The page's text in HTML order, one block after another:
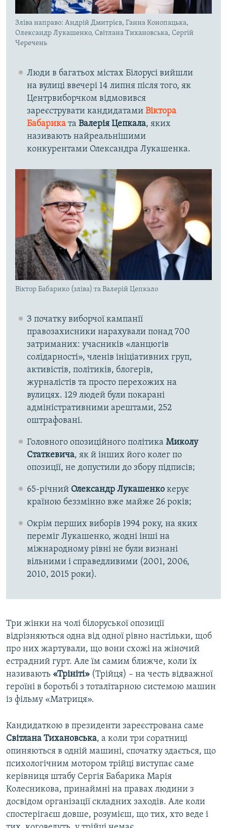
Зліва направо: Андрій Дмитрієв, Ганна Конопацька,
Олександр Лукашенко, Світлана Тихановська, Сергій
Черечень
Люди в багатьох містах Білорусі вийшли
на вулиці ввечері 14 липня після того, як
Центрвиборчком відмовився
зареєструвати кандидатами Віктора
Бабарика​та Валерія Цепкала, яких
називають найреальнішими
конкурентами Олександра Лукашенка.
Віктор Бабарико (зліва) та Валерій Цепкало
З початку виборчої кампанії
правозахисники нарахували понад 700
затриманих: учасників «ланцюгів
солідарності», членів ініціативних груп,
активістів, політиків, блогерів,
журналістів та просто перехожих на
вулицях. 129 людей були покарані
адміністративними арештами, 252
оштрафовані.
Головного опозиційного політика Миколу
Статкевича, як й інших його колег по
опозиції, не допустили до збору підписів;
65-річний Олександр Лукашенкокерує
країною беззмінно вже майже 26 років;
Окрім перших виборів 1994 року, на яких
переміг Лукашенко, жодні інші на
міжнародному рівні не були визнані
вільними і справедливими (2001, 2006,
2010, 2015 роки).
Три жінки на чолі білоруської опозиції
відрізняються одна від одної рівно настільки, щоб
про них жартували, що вони схожі на жіночий
естрадний гурт. Але їм самим ближче, коли їх
називають «Трініті» (Трійця) – на честь відважної
героїні в боротьбі з тоталітарною системою машин
із фільму «Матриця».
Кандидаткою в президенти зареєстрована саме
Світлана Тихановська, а коли три соратниці
опиняються в одній машині, спочатку здається, що
психологічним мотором трійці виступає саме
керівниця штабу Сергія Бабарика Марія
Колесникова, принаймні на правах людини з
досвідом організації складних заходів. Але коли
спостерігаєш довше, розумієш, що тих, хто веде і